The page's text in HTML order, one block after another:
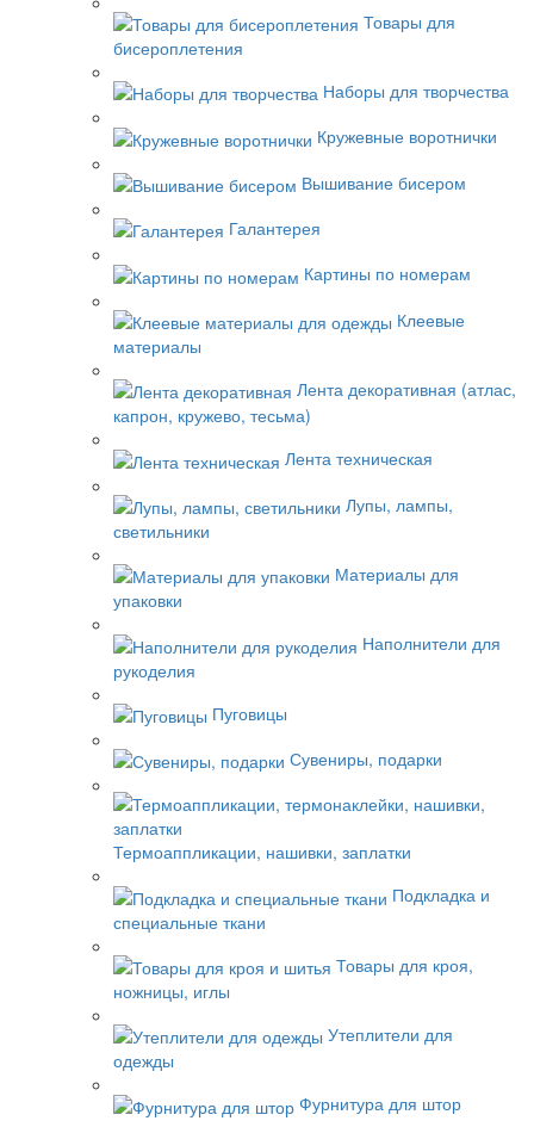
Товары для
бисероплетения
Наборы для творчества
Кружевные воротнички
Вышивание бисером
Галантерея
Картины по номерам
Клеевые
материалы
Лента декоративная (атлас,
капрон, кружево, тесьма)
Лента техническая
Лупы, лампы,
светильники
Материалы для
упаковки
Наполнители для
рукоделия
Пуговицы
Сувениры, подарки
Термоаппликации, нашивки, заплатки
Подкладка и
специальные ткани
Товары для кроя,
ножницы, иглы
Утеплители для
одежды
Фурнитура для штор